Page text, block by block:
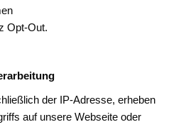
Opt-Out.
der IP-Adresse, erheben
auf unsere Webseite oder